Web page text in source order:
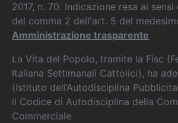
2017, n. 70. Indicazione resa ai
del comma 2 dell'art. 5 del
Amministrazione trasparente
La Vita del Popolo, tramite la Fisc
Italiana Settimanali Cattolici), ha
(Istituto dell’Autodisciplina
il Codice di Autodisciplina della
Commerciale